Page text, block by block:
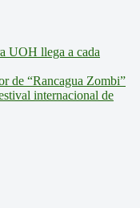
UOH llega a cada
de “Rancagua Zombi”
internacional de